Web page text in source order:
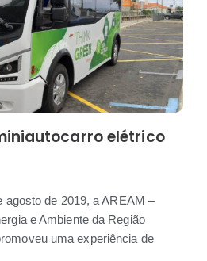
elétrico
agosto de 2019, a AREAM –
e Ambiente da Região
uma experiência de